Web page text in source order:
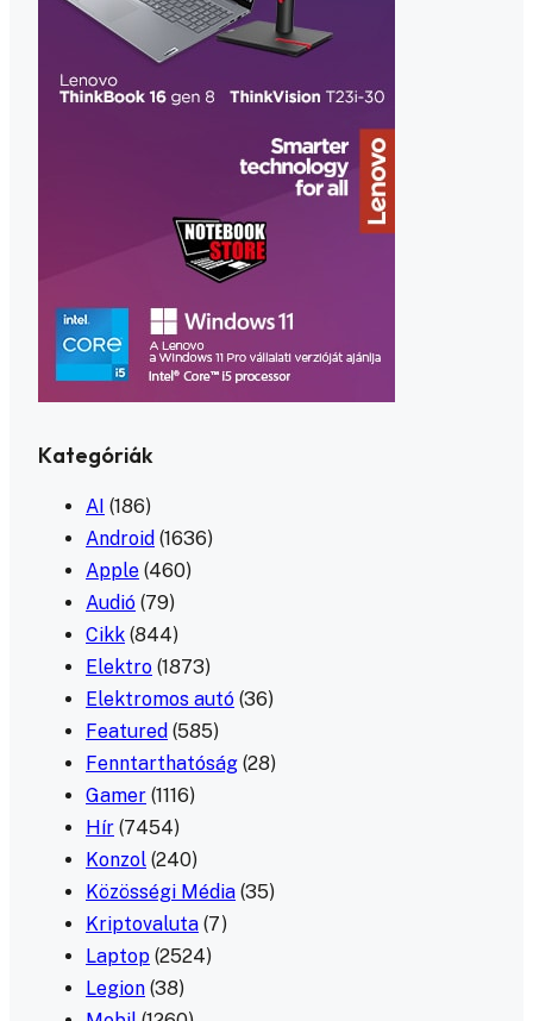
Kategóriák
AI (186)
Android (1636)
Apple (460)
Audió (79)
Cikk (844)
Elektro (1873)
Elektromos autó (36)
Featured (585)
Fenntarthatóság (28)
Gamer (1116)
Hír (7454)
Konzol (240)
Közösségi Média (35)
Kriptovaluta (7)
Laptop (2524)
Legion (38)